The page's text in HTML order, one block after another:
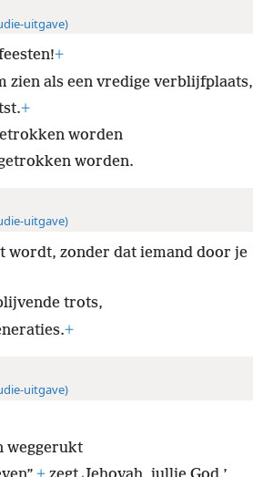
uitgave)
+
zien als een vredige verblijfplaats,
+
worden
worden.
uitgave)
wordt, zonder dat iemand door je
trots,
+
uitgave)
weggerukt